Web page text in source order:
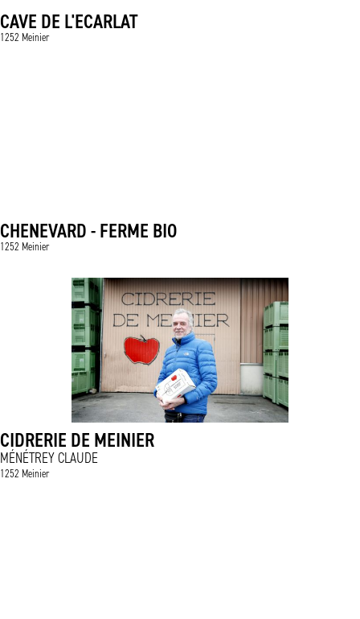
CAVE DE L'ECARLAT
1252 Meinier
CHENEVARD - FERME BIO
1252 Meinier
CIDRERIE DE MEINIER
MÉNÉTREY CLAUDE
1252 Meinier